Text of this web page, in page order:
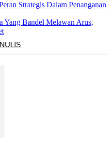
Strategis Dalam Penanganan
Yang Bandel Melawan Arus,